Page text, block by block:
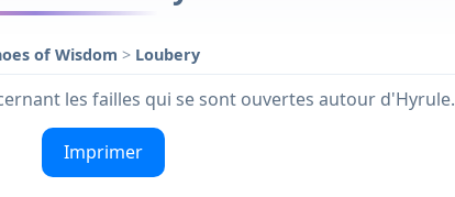
of Wisdom > Loubery
les failles qui se sont ouvertes autour d'Hyrule.
Imprimer